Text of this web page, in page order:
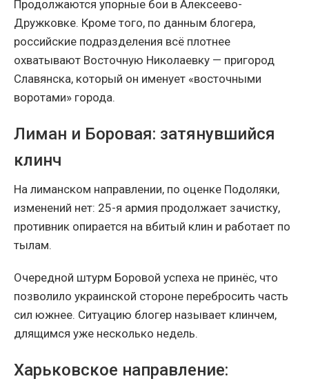
Продолжаются упорные бои в Алексеево-
Дружковке. Кроме того, по данным блогера,
российские подразделения всё плотнее
охватывают Восточную Николаевку — пригород
Славянска, который он именует «восточными
воротами» города.
Лиман и Боровая: затянувшийся
клинч
На лиманском направлении, по оценке Подоляки,
изменений нет: 25-я армия продолжает зачистку,
противник опирается на вбитый клин и работает по
тылам.
Очередной штурм Боровой успеха не принёс, что
позволило украинской стороне перебросить часть
сил южнее. Ситуацию блогер называет клинчем,
длящимся уже несколько недель.
Харьковское направление: